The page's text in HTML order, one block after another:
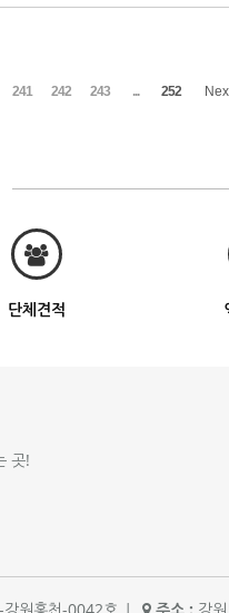
241 242 243 ... 252
단체견적
곳!